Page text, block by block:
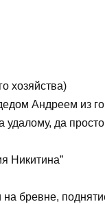
хозяйства)
Андреем из
удалому, да
Никитина”
бревне,